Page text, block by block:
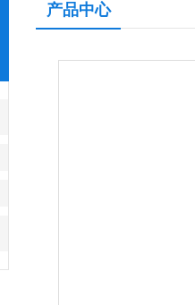
产品中心